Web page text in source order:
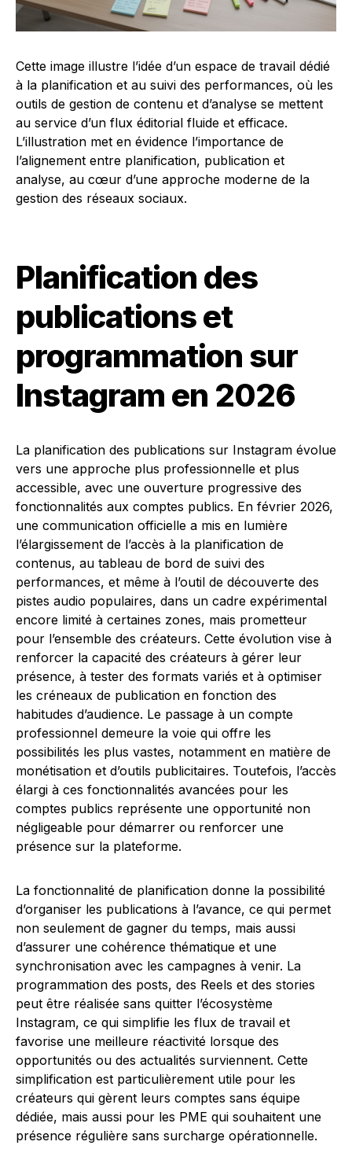
Cette image illustre l’idée d’un espace de travail dédié
à la planification et au suivi des performances, où les
outils de gestion de contenu et d’analyse se mettent
au service d’un flux éditorial fluide et efficace.
L’illustration met en évidence l’importance de
l’alignement entre planification, publication et
analyse, au cœur d’une approche moderne de la
gestion des réseaux sociaux.
Planification des
publications et
programmation sur
Instagram en 2026
La planification des publications sur Instagram évolue
vers une approche plus professionnelle et plus
accessible, avec une ouverture progressive des
fonctionnalités aux comptes publics. En février 2026,
une communication officielle a mis en lumière
l’élargissement de l’accès à la planification de
contenus, au tableau de bord de suivi des
performances, et même à l’outil de découverte des
pistes audio populaires, dans un cadre expérimental
encore limité à certaines zones, mais prometteur
pour l’ensemble des créateurs. Cette évolution vise à
renforcer la capacité des créateurs à gérer leur
présence, à tester des formats variés et à optimiser
les créneaux de publication en fonction des
habitudes d’audience. Le passage à un compte
professionnel demeure la voie qui offre les
possibilités les plus vastes, notamment en matière de
monétisation et d’outils publicitaires. Toutefois, l’accès
élargi à ces fonctionnalités avancées pour les
comptes publics représente une opportunité non
négligeable pour démarrer ou renforcer une
présence sur la plateforme.
La fonctionnalité de planification donne la possibilité
d’organiser les publications à l’avance, ce qui permet
non seulement de gagner du temps, mais aussi
d’assurer une cohérence thématique et une
synchronisation avec les campagnes à venir. La
programmation des posts, des Reels et des stories
peut être réalisée sans quitter l’écosystème
Instagram, ce qui simplifie les flux de travail et
favorise une meilleure réactivité lorsque des
opportunités ou des actualités surviennent. Cette
simplification est particulièrement utile pour les
créateurs qui gèrent leurs comptes sans équipe
dédiée, mais aussi pour les PME qui souhaitent une
présence régulière sans surcharge opérationnelle.